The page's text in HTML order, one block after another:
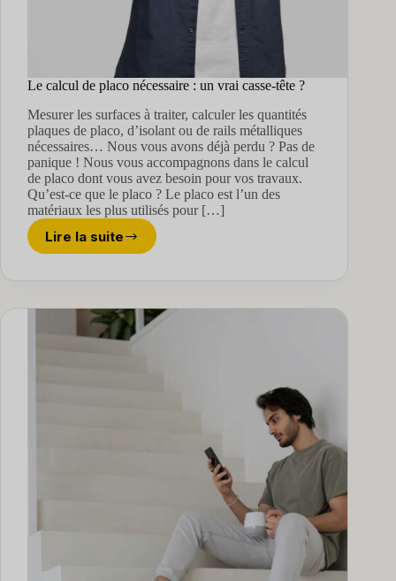
Le calcul de placo nécessaire : un vrai casse-tête ?
Mesurer les surfaces à traiter, calculer les quantités
plaques de placo, d’isolant ou de rails métalliques
nécessaires… Nous vous avons déjà perdu ? Pas de
panique ! Nous vous accompagnons dans le calcul
de placo dont vous avez besoin pour vos travaux.
Qu’est-ce que le placo ? Le placo est l’un des
matériaux les plus utilisés pour […]
Lire la suite
Le
de
nécessaire
:
un